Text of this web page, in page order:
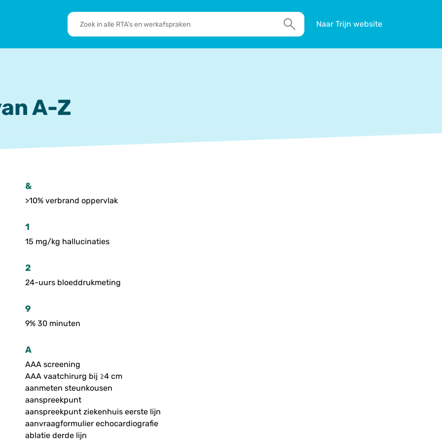
RTA's
en
Zoek
Naar Trijn website
A-Z
&
>10% verbrand oppervlak
1
15 mg/kg hallucinaties
2
24-uurs bloeddrukmeting
9
9% 30 minuten
A
AAA screening
AAA vaatchirurg bij ≥4 cm
aanmeten steunkousen
aanspreekpunt
aanspreekpunt ziekenhuis eerste lijn
aanvraagformulier echocardiografie
ablatie derde lijn